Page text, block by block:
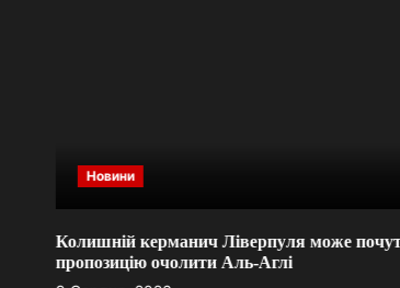
Новини
Колишній керманич Ліверпуля може
пропозицію очолити Аль-Аглі